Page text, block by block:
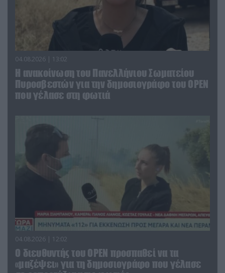
04.08.2026 | 13:02
Η ανακοίνωση του Πανελλήνιου Σωματείου
Πυροσβεστών για την δημοσιογράφο του OPEN
που γέλασε στη φωτιά
04.08.2026 | 12:02
O διευθυντής του OPEN προσπαθεί να τα
«μαζέψει» για τη δημοσιογράφο που γέλασε